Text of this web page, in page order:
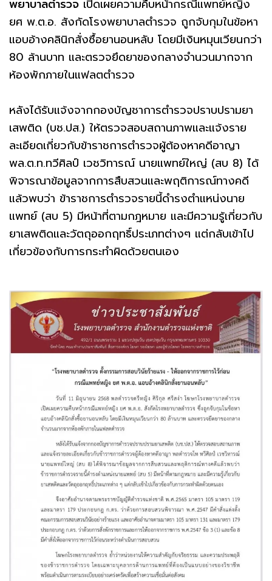
พยาบาลตำรวจ เปิดเผยความคืบหน้ากรณีแพทย์หญิง
ยศ พ.ต.อ. สังกัดโรงพยาบาลตำรวจ ถูกจับกุมในข้อหา
แอบอ้างคลินิกสั่งซื้อยานอนหลับ โดยมีเงินหมุนเวียนกว่า
80 ล้านบาท และตรวจยึดยาของกลางจำนวนมากจาก
ห้องพักภายในแฟลตตำรวจ
หลังได้รับแจ้งจากกองบัญชาการตำรวจปราบปรามยา
เสพติด (บช.ปส.) ให้ตรวจสอบสถานภาพและแจ้งราย
ละเอียดเกี่ยวกับข้าราชการตำรวจผู้ต้องหาคดีอาญา
พล.ต.ท.ทวีศิลป์ เวชวิทารณ์ นายแพทย์ใหญ่ (สบ 8) ได้
พิจารณาข้อมูลจากการสืบสวนและพฤติการณ์ทางคดี
แล้วพบว่า ข้าราชการตำรวจรายนี้ดำรงตำแหน่งนาย
แพทย์ (สบ 5) มีหน้าที่ตามกฎหมาย และมีความรู้เกี่ยวกับ
ยาเสพติดและวัตถุออกฤทธิ์ประเภทต่างๆ แต่กลับเข้าไป
เกี่ยวข้องกับการกระทำผิดด้วยตนเอง